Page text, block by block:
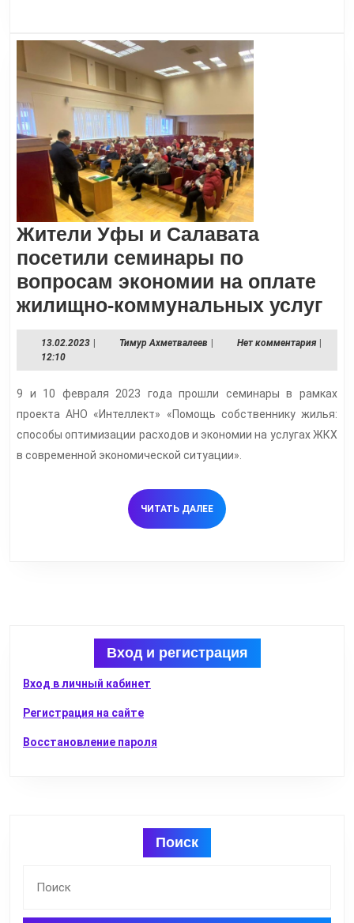
Жители Уфы и Салавата
посетили семинары по
вопросам экономии на оплате
жилищно-коммунальных услуг
по
13.02.202313.02.2023
| Тимур АхметвалеевТимур
| Нет комментария |
12:10
9 и 10 февраля 2023 года прошли семинары в рамках
проекта АНО «Интеллект» «Помощь собственнику жилья:
способы оптимизации расходов и экономии на услугах ЖКХ
в современной экономической ситуации».
ЧИТАТЬ ДАЛЕЕЧИТАТЬ
ДАЛЕЕ
Вход и регистрация
Вход в личный кабинет
Регистрация на сайте
Восстановление пароля
Поиск